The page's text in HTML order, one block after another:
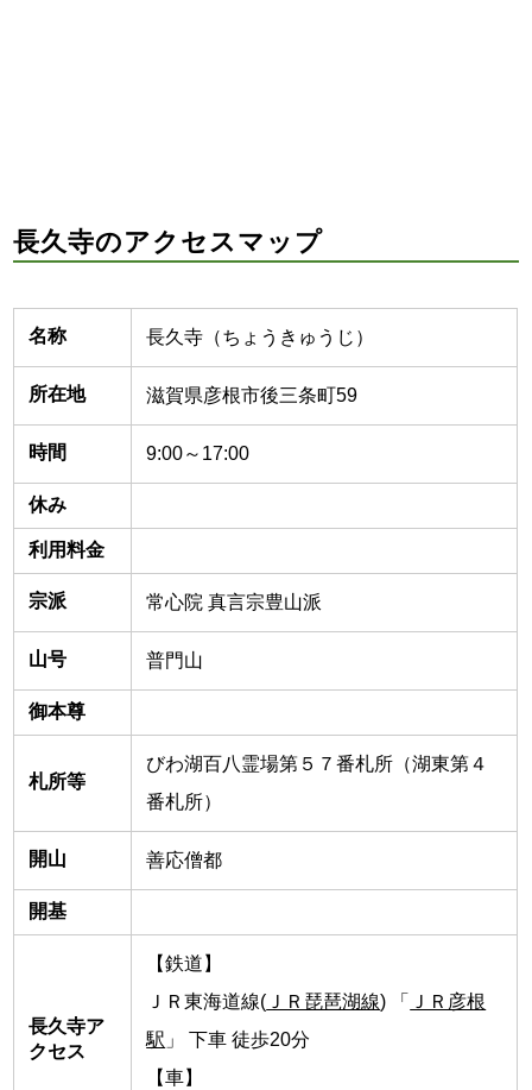
長久寺のアクセスマップ
名称 長久寺（ちょうきゅうじ）
所在地 滋賀県彦根市後三条町59
時間 9:00～17:00
休み
利用料金
宗派 常心院 真言宗豊山派
山号 普門山
御本尊
札所等
びわ湖百八霊場第５７番札所（湖東第４
番札所）
開山 善応僧都
開基
長久寺ア
クセス
【鉄道】
ＪＲ東海道線( ＪＲ琵琶湖線) 「
ＪＲ彦根
駅 」 下車 徒歩20分
【車】